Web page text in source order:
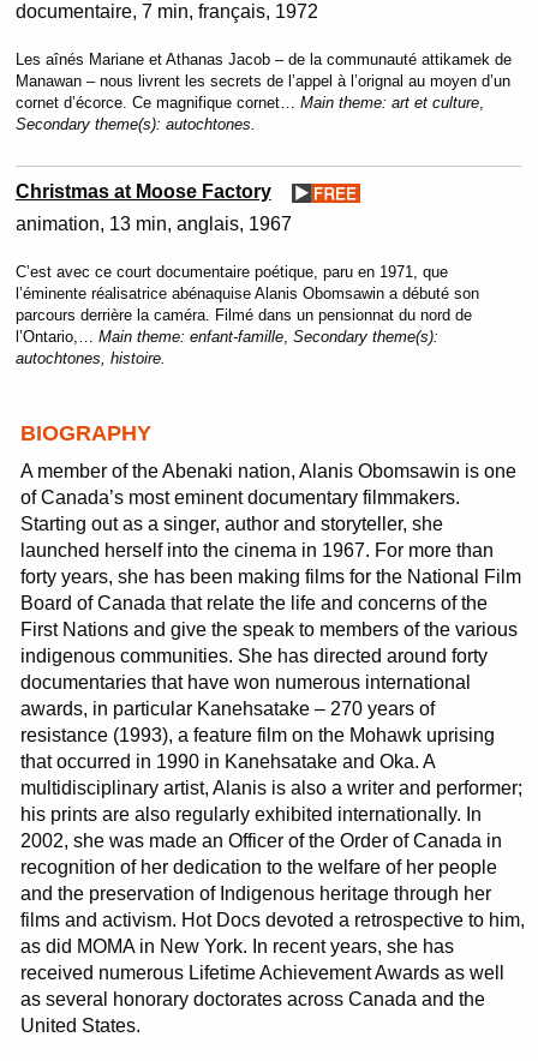
documentaire 7 min français 1972
Les aînés Mariane et Athanas Jacob – de la communauté attikamek de
Manawan – nous livrent les secrets de l’appel à l’orignal au moyen d’un
cornet d’écorce. Ce magnifique cornet… Main theme: art et culture,
Secondary theme(s): autochtones.
Christmas at Moose Factory
animation 13 min anglais 1967
C’est avec ce court documentaire poétique, paru en 1971, que
l’éminente réalisatrice abénaquise Alanis Obomsawin a débuté son
parcours derrière la caméra. Filmé dans un pensionnat du nord de
l’Ontario,… Main theme: enfant-famille, Secondary theme(s):
autochtones, histoire.
BIOGRAPHY
A member of the Abenaki nation, Alanis Obomsawin is one
of Canada’s most eminent documentary filmmakers.
Starting out as a singer, author and storyteller, she
launched herself into the cinema in 1967. For more than
forty years, she has been making films for the National Film
Board of Canada that relate the life and concerns of the
First Nations and give the speak to members of the various
indigenous communities. She has directed around forty
documentaries that have won numerous international
awards, in particular Kanehsatake – 270 years of
resistance (1993), a feature film on the Mohawk uprising
that occurred in 1990 in Kanehsatake and Oka. A
multidisciplinary artist, Alanis is also a writer and performer;
his prints are also regularly exhibited internationally. In
2002, she was made an Officer of the Order of Canada in
recognition of her dedication to the welfare of her people
and the preservation of Indigenous heritage through her
films and activism. Hot Docs devoted a retrospective to him,
as did MOMA in New York. In recent years, she has
received numerous Lifetime Achievement Awards as well
as several honorary doctorates across Canada and the
United States.